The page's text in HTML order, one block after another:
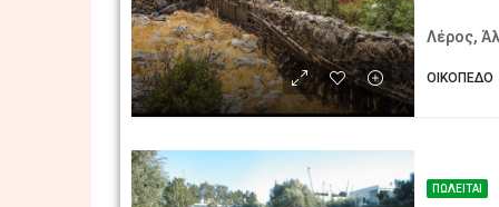
Λέρος,
ΟΙΚΌΠΕΔO
ΠΩΛΕΊΤΑΙ